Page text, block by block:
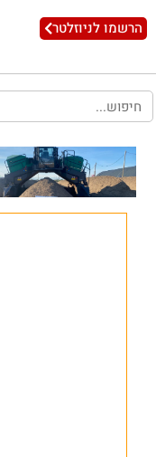
הרשמו לניוזלטר